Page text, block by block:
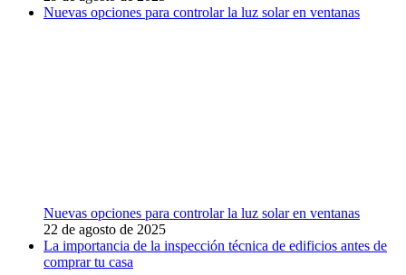
Nuevas opciones para controlar la luz solar en ventanas
Nuevas opciones para controlar la luz solar en ventanas
22 de agosto de 2025
La importancia de la inspección técnica de edificios antes de
comprar tu casa